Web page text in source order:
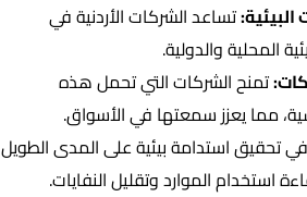
تساعد الشركات الأردنية في
المحلية والدولية.
تمنح الشركات التي تحمل هذه
مما يعزز سمعتها في الأسواق.
تحقيق استدامة بيئية على المدى الطويل
استخدام الموارد وتقليل النفايات.